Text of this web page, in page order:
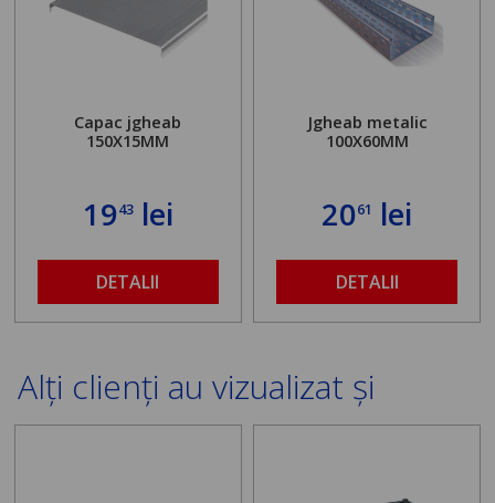
Capac jgheab
150X15MM
1943lei
DETALII
Jgheab metalic
100X60MM
2061 lei
DETALII
Alți clienți au vizualizat și